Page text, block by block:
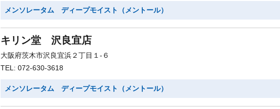
メンソレータム ディープモイスト（メントール）
キリン堂 沢良宜店
大阪府茨木市沢良宜浜２丁目１-６
TEL: 072-630-3618
メンソレータム ディープモイスト（メントール）